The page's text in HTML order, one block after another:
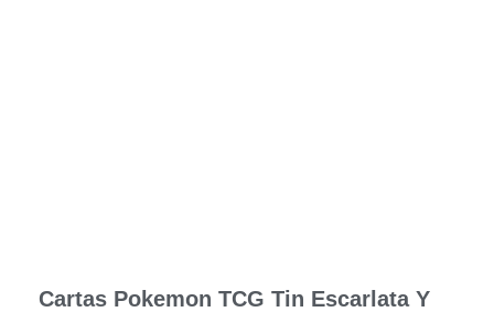
Cartas Pokemon TCG Tin Escarlata Y